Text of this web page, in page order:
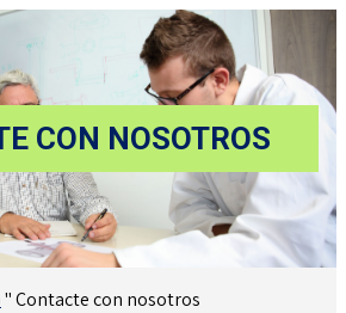
CON NOSOTROS
"Contacte con nosotros